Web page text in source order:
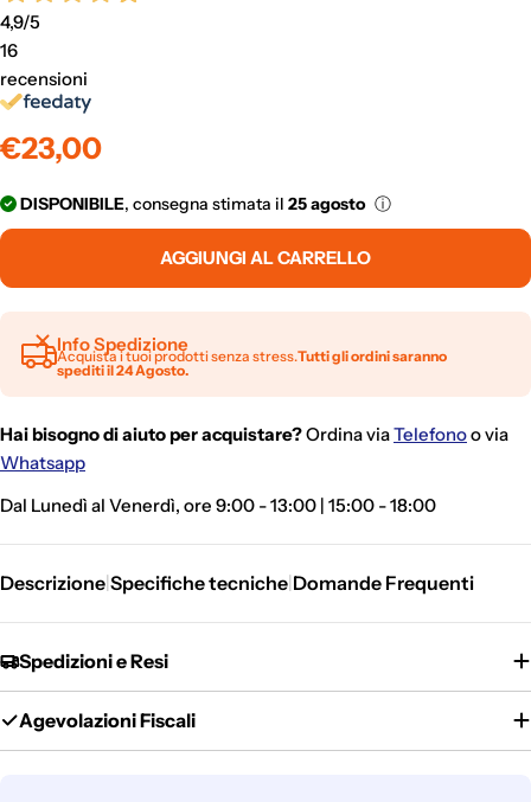
4,9/5
16
recensioni
Prezzo
€23,00
DISPONIBILE, consegna stimata il 25 agosto ⓘ
AGGIUNGI AL CARRELLO
Info Spedizione
Acquista i tuoi prodotti senza stress.Tutti gli ordini saranno
spediti il 24 Agosto.
Hai bisogno di aiuto per acquistare?Ordina viaTelefonoo via
Whatsapp
Dal Lunedì al Venerdì, ore 9:00 - 13:00 | 15:00 - 18:00
Descrizione|Specifiche tecniche|Domande Frequenti
Spedizioni e Resi
Agevolazioni Fiscali